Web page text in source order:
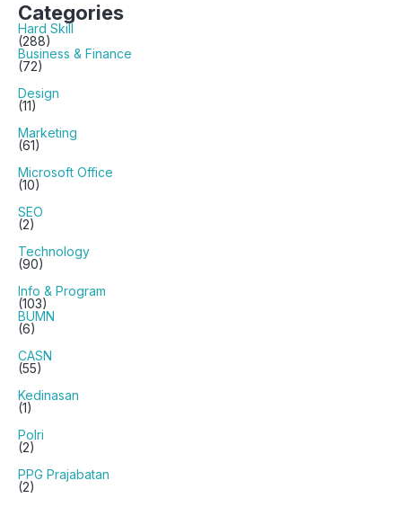
Categories
Hard Skill
(288)
Business & Finance
(72)
Design
(11)
Marketing
(61)
Microsoft Office
(10)
SEO
(2)
Technology
(90)
Info & Program
(103)
BUMN
(6)
CASN
(55)
Kedinasan
(1)
Polri
(2)
PPG Prajabatan
(2)